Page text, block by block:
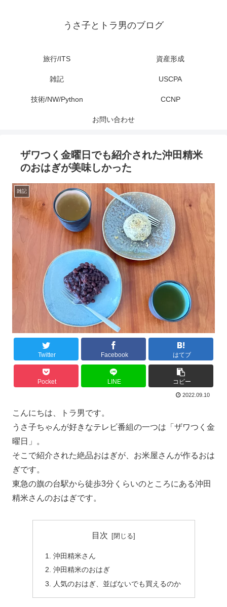
うさ子とトラ男のブログ
旅行/ITS 資産形成
雑記 USCPA
技術/NW/Python CCNP
お問い合わせ
ザワつく金曜日でも紹介された沖田精米
のおはぎが美味しかった
雑記
Twitter Facebook はてブ
Pocket LINE コピー
2022.09.10
こんにちは、トラ男です。
うさ子ちゃんが好きなテレビ番組の一つは「ザワつく金
曜日」。
そこで紹介された絶品おはぎが、お米屋さんが作るおは
ぎです。
東急の旗の台駅から徒歩3分くらいのところにある沖田
精米さんのおはぎです。
目次
沖田精米さん
沖田精米のおはぎ
人気のおはぎ、並ばないでも買えるのか